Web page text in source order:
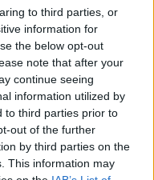
to third parties, or
information for
the below opt-out
note that after your
continue seeing
information utilized by
to third parties prior to
out of the further
by third parties on the
This information may
tính hoặc viêm
đổi chất. BCAA có
thiết yếu, hỗ
cũng thúc đẩy quá
trọng đối với
cường chức năng